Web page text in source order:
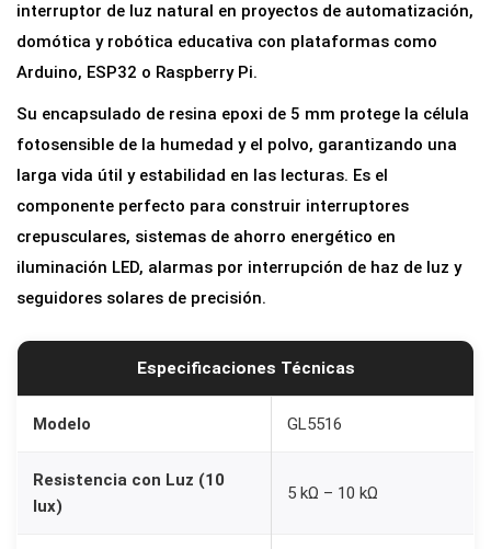
t
e
s
i
s
t
e
n
a
c
n
interruptor de luz natural en proyectos de automatización,
domótica y robótica educativa con plataformas como
Arduino, ESP32 o Raspberry Pi.
Su encapsulado de resina epoxi de 5 mm protege la célula
fotosensible de la humedad y el polvo, garantizando una
larga vida útil y estabilidad en las lecturas. Es el
componente perfecto para construir interruptores
crepusculares, sistemas de ahorro energético en
iluminación LED, alarmas por interrupción de haz de luz y
seguidores solares de precisión.
Especificaciones Técnicas
Modelo GL5516
Resistencia con Luz (10
lux)
5 kΩ – 10 kΩ